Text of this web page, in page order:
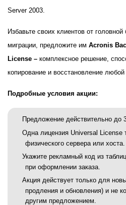
Server2003.
Избавьте своих клиентов от
миграции, предложите им Acronis
License – комплексное решение,
копирование и восстановление
Подробные условия акции:
Предложение действительно до
Одна лицензия Universal License
физического сервера или хоста.
Укажите рекламный код из
при оформлении заказа.
Акция действует только для
продления и обновления) и не
другим предложением.